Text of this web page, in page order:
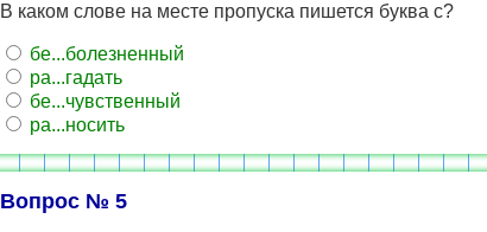
В каком слове на месте пропуска пишется буква с?
бе...болезненный
ра...гадать
бе...чувственный
ра...носить
Вопрос № 5